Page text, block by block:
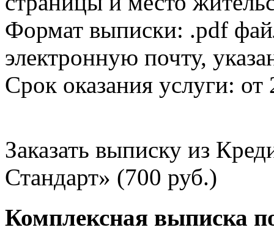
Формат выписки: .pdf
электронную почту,
Срок оказания услуги: от
Заказать выписку из
Стандарт» (700 руб.)
Комплексная выписка